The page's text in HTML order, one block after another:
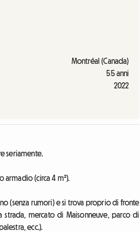
Montréal (Canada)
55 anni
2022
seriamente.
armadio (circa 4 m²).
(senza rumori) e si trova proprio di fronte
mercato di Maisonneuve, parco di
ecc.).